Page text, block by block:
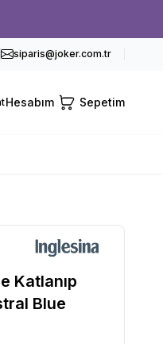
siparis@joker.com.tr
Hesabım Sepetim
Katlanıp
Blue